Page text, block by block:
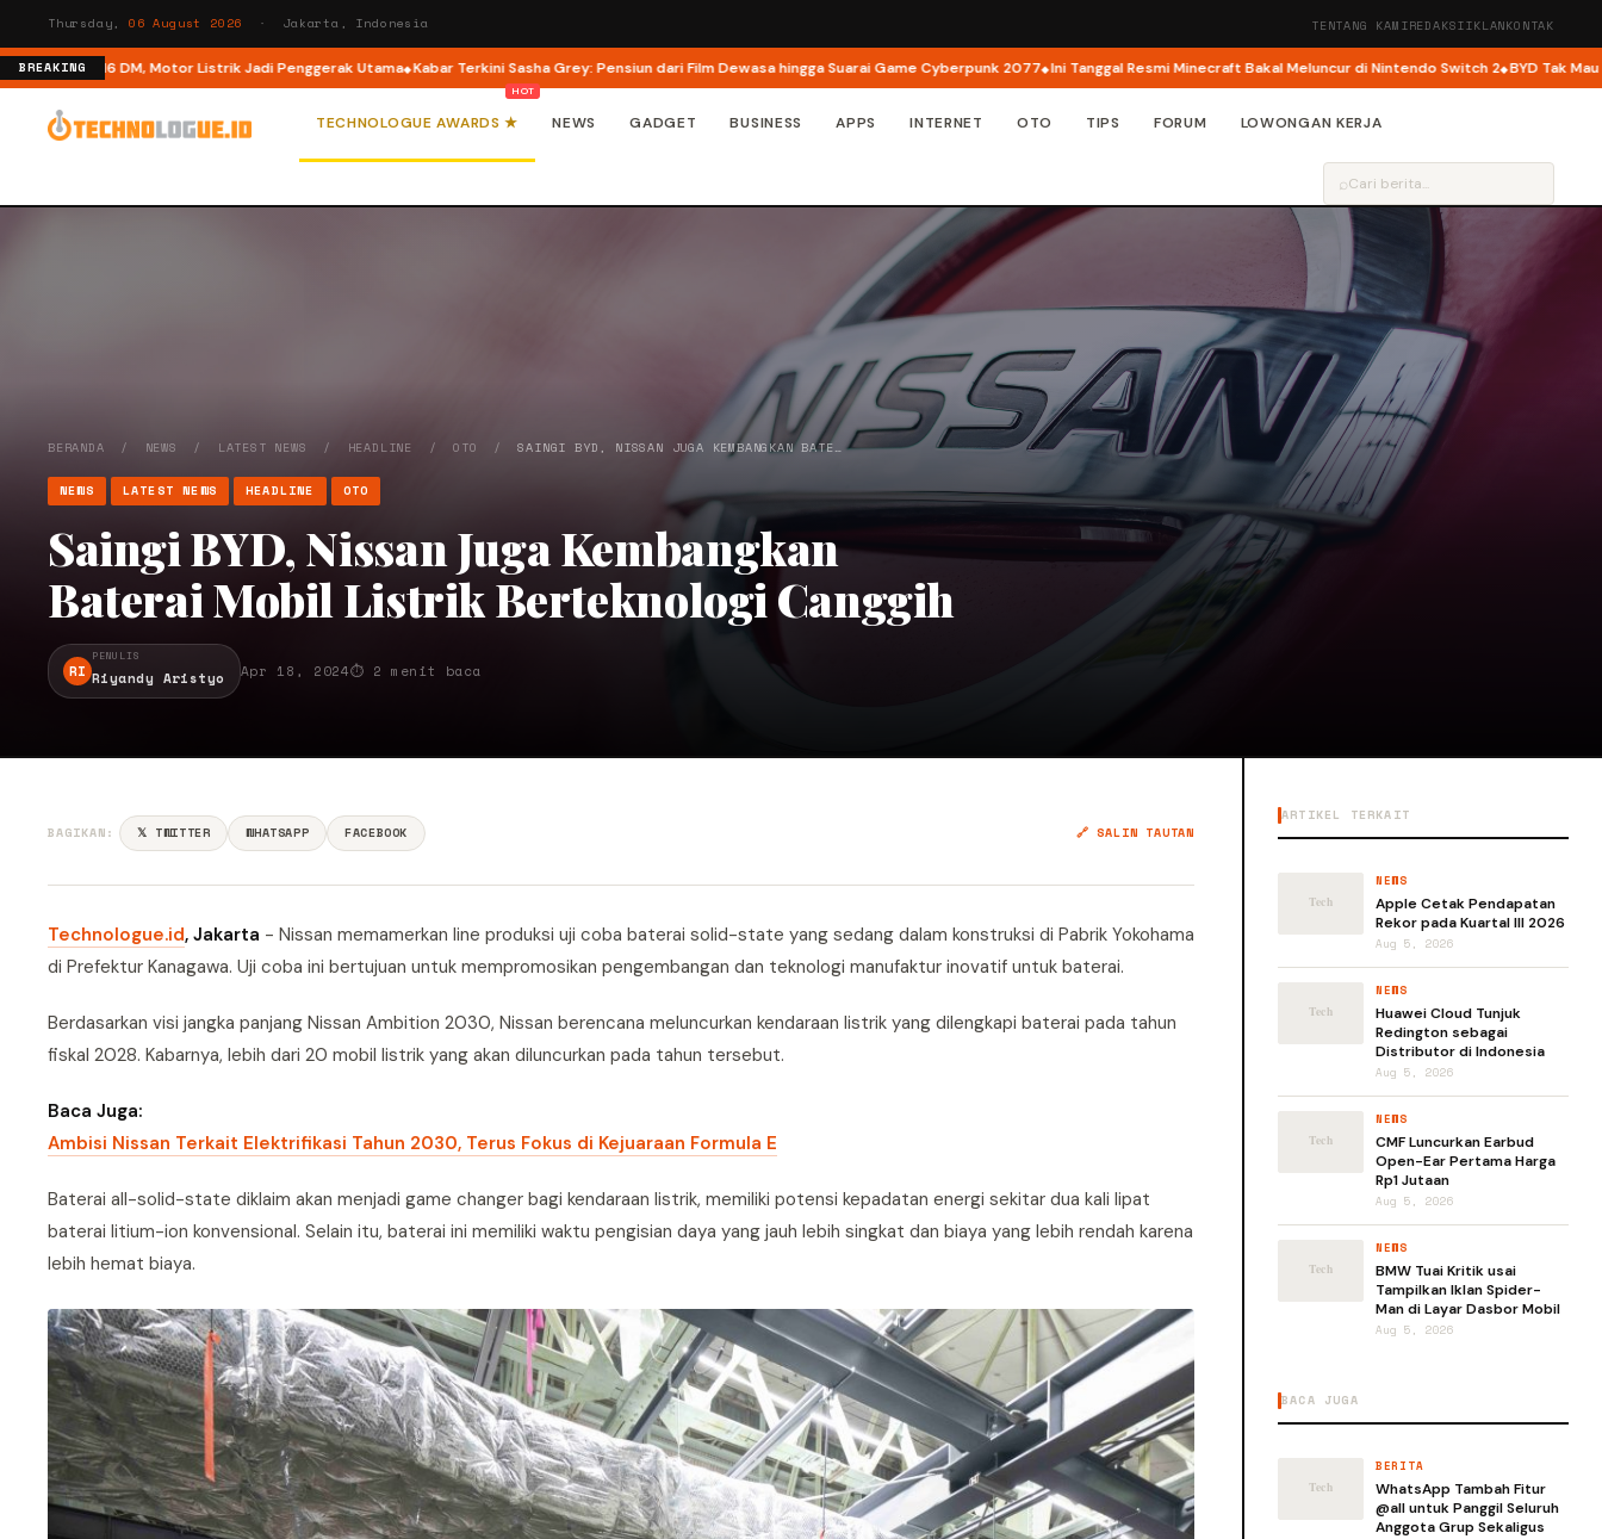
Thursday, 06 August 2026 · Jakarta, Indonesia TENTANG KAMIREDAKSIIKLANKONTAK
BREAKING
di M6 DM, Motor Listrik Jadi Penggerak Utama Kabar Terkini Sasha Grey: Pensiun dari Film Dewasa hingga Suarai Game Cyberpunk 2077 Ini Tanggal Resmi Minecraft Bakal Meluncur di Nintendo Switch 2 BYD Tak Mau Perang
TECHNOLOGUE AWARDS ★ NEWS GADGET BUSINESS APPS INTERNET OTO TIPS FORUM LOWONGAN KERJA
⌕
BERANDA / NEWS / LATEST NEWS / HEADLINE /OTO /SAINGI BYD, NISSAN JUGA KEMBANGKAN BATE…
NEWS LATEST NEWS HEADLINE OTO
Saingi BYD, Nissan Juga Kembangkan
Baterai Mobil Listrik Berteknologi Canggih
RI
PENULIS
Riyandy Aristyo Apr 18, 2024⏱ 2 menit baca
BAGIKAN: 𝕏 TWITTER WHATSAPP FACEBOOK 🔗 SALIN TAUTAN
Technologue.id, Jakarta - Nissan memamerkan line produksi uji coba baterai solid-state yang sedang dalam konstruksi di Pabrik Yokohama
di Prefektur Kanagawa. Uji coba ini bertujuan untuk mempromosikan pengembangan dan teknologi manufaktur inovatif untuk baterai.
Berdasarkan visi jangka panjang Nissan Ambition 2030, Nissan berencana meluncurkan kendaraan listrik yang dilengkapi baterai pada tahun
fiskal 2028. Kabarnya, lebih dari 20 mobil listrik yang akan diluncurkan pada tahun tersebut.
Baca Juga:
Ambisi Nissan Terkait Elektrifikasi Tahun 2030, Terus Fokus di Kejuaraan Formula E
Baterai all-solid-state diklaim akan menjadi game changer bagi kendaraan listrik, memiliki potensi kepadatan energi sekitar dua kali lipat
baterai litium-ion konvensional. Selain itu, baterai ini memiliki waktu pengisian daya yang jauh lebih singkat dan biaya yang lebih rendah karena
lebih hemat biaya.
ARTIKEL TERKAIT
NEWS
Apple Cetak Pendapatan
Rekor pada Kuartal III 2026
Aug 5, 2026
NEWS
Huawei Cloud Tunjuk
Redington sebagai
Distributor di Indonesia
Aug 5, 2026
NEWS
CMF Luncurkan Earbud
Open-Ear Pertama Harga
Rp1 Jutaan
Aug 5, 2026
NEWS
BMW Tuai Kritik usai
Tampilkan Iklan Spider-
Man di Layar Dasbor Mobil
Aug 5, 2026
BACA JUGA
BERITA
WhatsApp Tambah Fitur
@all untuk Panggil Seluruh
Anggota Grup Sekaligus